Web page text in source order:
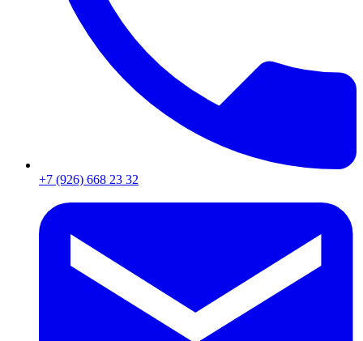
+7 (926) 668 23 32